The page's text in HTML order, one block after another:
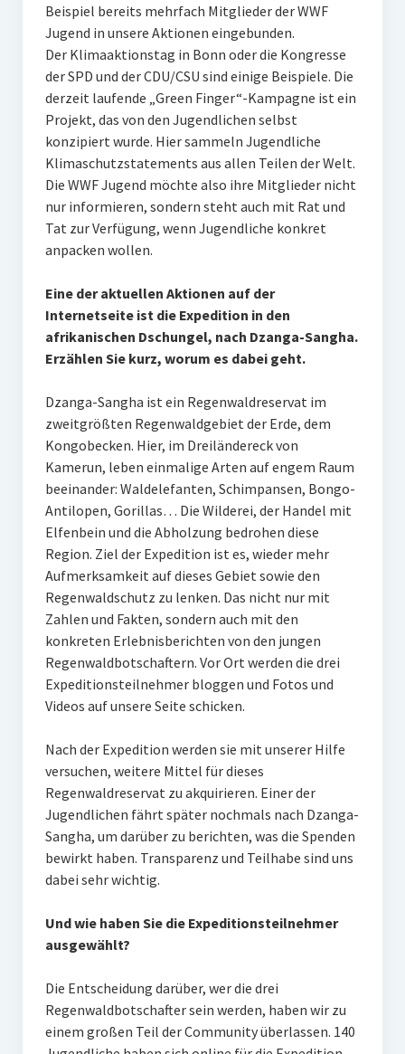
Beispiel bereits mehrfach Mitglieder der WWF
Jugend in unsere Aktionen eingebunden.
Der Klimaaktionstag in Bonn oder die Kongresse
der SPD und der CDU/CSU sind einige Beispiele. Die
derzeit laufende „Green Finger“-Kampagne ist ein
Projekt, das von den Jugendlichen selbst
konzipiert wurde. Hier sammeln Jugendliche
Klimaschutzstatements aus allen Teilen der Welt.
Die WWF Jugend möchte also ihre Mitglieder nicht
nur informieren, sondern steht auch mit Rat und
Tat zur Verfügung, wenn Jugendliche konkret
anpacken wollen.
Eine der aktuellen Aktionen auf der
Internetseite ist die Expedition in den
afrikanischen Dschungel, nach Dzanga-Sangha.
Erzählen Sie kurz, worum es dabei geht.
Dzanga-Sangha ist ein Regenwaldreservat im
zweitgrößten Regenwaldgebiet der Erde, dem
Kongobecken. Hier, im Dreiländereck von
Kamerun, leben einmalige Arten auf engem Raum
beeinander: Waldelefanten, Schimpansen, Bongo-
Antilopen, Gorillas… Die Wilderei, der Handel mit
Elfenbein und die Abholzung bedrohen diese
Region. Ziel der Expedition ist es, wieder mehr
Aufmerksamkeit auf dieses Gebiet sowie den
Regenwaldschutz zu lenken. Das nicht nur mit
Zahlen und Fakten, sondern auch mit den
konkreten Erlebnisberichten von den jungen
Regenwaldbotschaftern. Vor Ort werden die drei
Expeditionsteilnehmer bloggen und Fotos und
Videos auf unsere Seite schicken.
Nach der Expedition werden sie mit unserer Hilfe
versuchen, weitere Mittel für dieses
Regenwaldreservat zu akquirieren. Einer der
Jugendlichen fährt später nochmals nach Dzanga-
Sangha, um darüber zu berichten, was die Spenden
bewirkt haben. Transparenz und Teilhabe sind uns
dabei sehr wichtig.
Und wie haben Sie die Expeditionsteilnehmer
ausgewählt?
Die Entscheidung darüber, wer die drei
Regenwaldbotschafter sein werden, haben wir zu
einem großen Teil der Community überlassen. 140